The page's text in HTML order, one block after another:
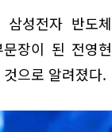
성전자 반도체
장이 된 전영현
으로 알려졌다.